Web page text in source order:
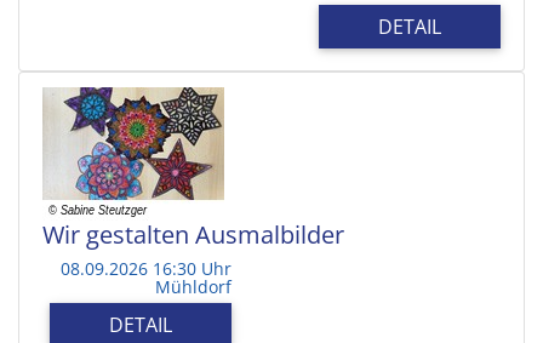
DETAIL
Wir gestalten Ausmalbilder
08.09.2026 16:30 Uhr
Mühldorf
DETAIL